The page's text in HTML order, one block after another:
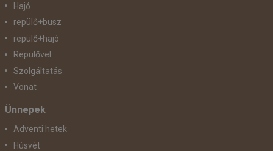
Hajó
repülő+busz
repülő+hajó
Repülővel
Szolgáltatás
Vonat
Ünnepek
Adventi hetek
Húsvét